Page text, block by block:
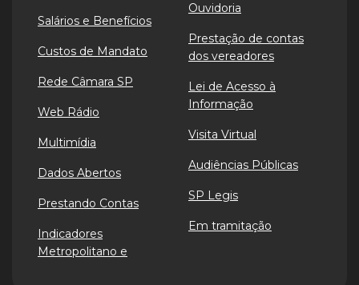
Salários e Benefícios
Custos de Mandato
Rede Câmara SP
Web Rádio
Multimídia
Dados Abertos
Prestando Contas
Indicadores
Metropolitano e
Ouvidoria
Prestação de contas
dos vereadores
Lei de Acesso à
Informação
Visita Virtual
Audiências Públicas
SP Legis
Em tramitação